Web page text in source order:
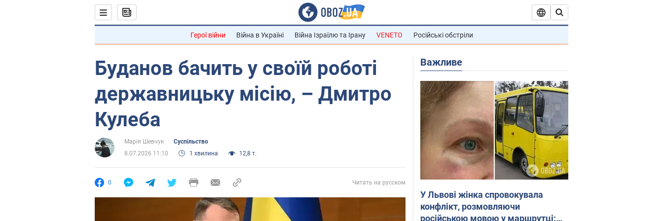
Герої війни Війна в Україні Війна Ізраїлю та Ірану VENETO Російські обстріли
Буданов бачить у своїй роботі
державницьку місію, – Дмитро
Кулеба
Марія Шевчук
Суспільство
8.07.2026 11:10
1 хвилина 12,8 т.
0 Читать на русском
Важливе
У Львові жінка спровокувала
конфлікт, розмовляючи
російською мовою у маршрутці: